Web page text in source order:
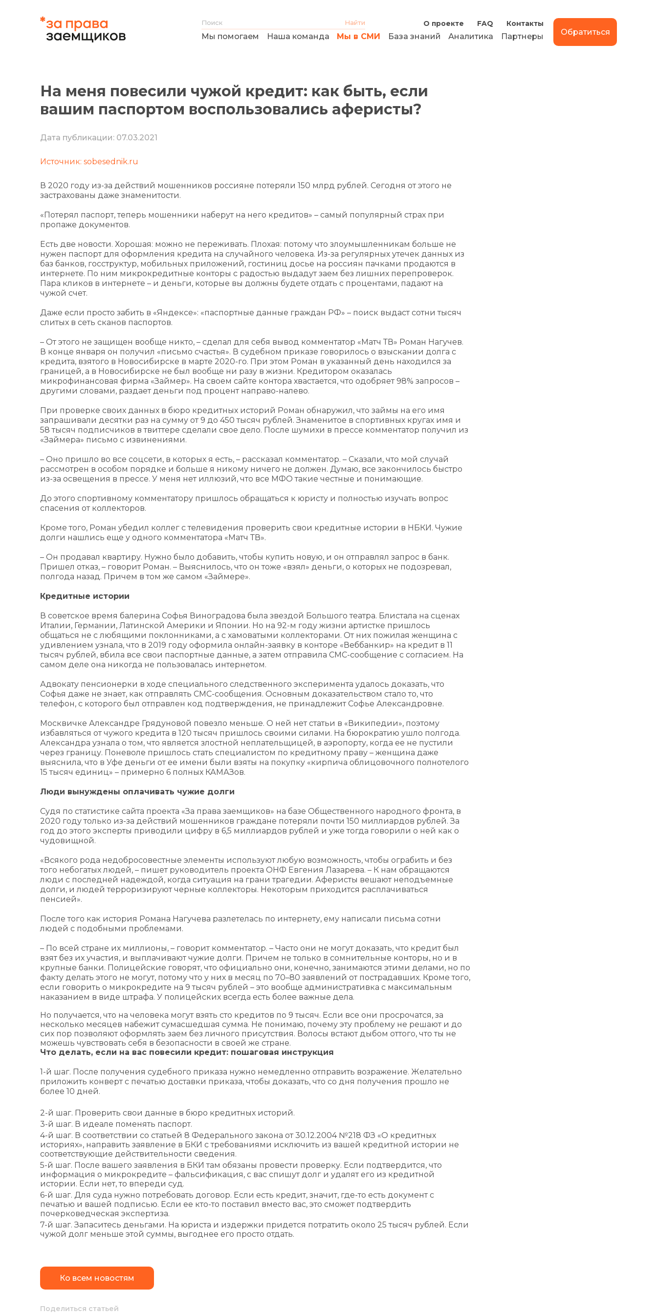
О проекте FAQ Контакты
Мы помогаем Наша команда Мы в СМИ База знаний Аналитика Партнеры Обратиться
На меня повесили чужой кредит: как быть, если
вашим паспортом воспользовались аферисты?
Дата публикации: 07.03.2021
Источник: sobesednik.ru
В 2020 году из-за действий мошенников россияне потеряли 150 млрд рублей. Сегодня от этого не
застрахованы даже знаменитости.
«Потерял паспорт, теперь мошенники наберут на него кредитов» – самый популярный страх при
пропаже документов.
Есть две новости. Хорошая: можно не переживать. Плохая: потому что злоумышленникам больше не
нужен паспорт для оформления кредита на случайного человека. Из-за регулярных утечек данных из
баз банков, госструктур, мобильных приложений, гостиниц досье на россиян пачками продаются в
интернете. По ним микрокредитные конторы с радостью выдадут заем без лишних перепроверок.
Пара кликов в интернете – и деньги, которые вы должны будете отдать с процентами, падают на
чужой счет.
Даже если просто забить в «Яндексе»: «паспортные данные граждан РФ» – поиск выдаст сотни тысяч
слитых в сеть сканов паспортов.
– От этого не защищен вообще никто, – сделал для себя вывод комментатор «Матч ТВ» Роман Нагучев.
В конце января он получил «письмо счастья». В судебном приказе говорилось о взыскании долга с
кредита, взятого в Новосибирске в марте 2020-го. При этом Роман в указанный день находился за
границей, а в Новосибирске не был вообще ни разу в жизни. Кредитором оказалась
микрофинансовая фирма «Займер». На своем сайте контора хвастается, что одобряет 98% запросов –
другими словами, раздает деньги под процент направо-налево.
При проверке своих данных в бюро кредитных историй Роман обнаружил, что займы на его имя
запрашивали десятки раз на сумму от 9 до 450 тысяч рублей. Знаменитое в спортивных кругах имя и
58 тысяч подписчиков в твиттере сделали свое дело. После шумихи в прессе комментатор получил из
«Займера» письмо с извинениями.
– Оно пришло во все соцсети, в которых я есть, – рассказал комментатор. – Сказали, что мой случай
рассмотрен в особом порядке и больше я никому ничего не должен. Думаю, все закончилось быстро
из-за освещения в прессе. У меня нет иллюзий, что все МФО такие честные и понимающие.
До этого спортивному комментатору пришлось обращаться к юристу и полностью изучать вопрос
спасения от коллекторов.
Кроме того, Роман убедил коллег с телевидения проверить свои кредитные истории в НБКИ. Чужие
долги нашлись еще у одного комментатора «Матч ТВ».
– Он продавал квартиру. Нужно было добавить, чтобы купить новую, и он отправлял запрос в банк.
Пришел отказ, – говорит Роман. – Выяснилось, что он тоже «взял» деньги, о которых не подозревал,
полгода назад. Причем в том же самом «Займере».
Кредитные истории
В советское время балерина Софья Виноградова была звездой Большого театра. Блистала на сценах
Италии, Германии, Латинской Америки и Японии. Но на 92-м году жизни артистке пришлось
общаться не с любящими поклонниками, а с хамоватыми коллекторами. От них пожилая женщина с
удивлением узнала, что в 2019 году оформила онлайн-заявку в конторе «Веббанкир» на кредит в 11
тысяч рублей, вбила все свои паспортные данные, а затем отправила СМС-сообщение с согласием. На
самом деле она никогда не пользовалась интернетом.
Адвокату пенсионерки в ходе специального следственного эксперимента удалось доказать, что
Софья даже не знает, как отправлять СМС-сообщения. Основным доказательством стало то, что
телефон, с которого был отправлен код подтверждения, не принадлежит Софье Александровне.
Москвичке Александре Грядуновой повезло меньше. О ней нет статьи в «Википедии», поэтому
избавляться от чужого кредита в 120 тысяч пришлось своими силами. На бюрократию ушло полгода.
Александра узнала о том, что является злостной неплательщицей, в аэропорту, когда ее не пустили
через границу. Поневоле пришлось стать специалистом по кредитному праву – женщина даже
выяснила, что в Уфе деньги от ее имени были взяты на покупку «кирпича облицовочного полнотелого
15 тысяч единиц» – примерно 6 полных КАМАЗов.
Люди вынуждены оплачивать чужие долги
Судя по статистике сайта проекта «За права заемщиков» на базе Общественного народного фронта, в
2020 году только из-за действий мошенников граждане потеряли почти 150 миллиардов рублей. За
год до этого эксперты приводили цифру в 6,5 миллиардов рублей и уже тогда говорили о ней как о
чудовищной.
«Всякого рода недобросовестные элементы используют любую возможность, чтобы ограбить и без
того небогатых людей, – пишет руководитель проекта ОНФ Евгения Лазарева. – К нам обращаются
люди с последней надеждой, когда ситуация на грани трагедии. Аферисты вешают неподъемные
долги, и людей терроризируют черные коллекторы. Некоторым приходится расплачиваться
пенсией».
После того как история Романа Нагучева разлетелась по интернету, ему написали письма сотни
людей с подобными проблемами.
– По всей стране их миллионы, – говорит комментатор. – Часто они не могут доказать, что кредит был
взят без их участия, и выплачивают чужие долги. Причем не только в сомнительные конторы, но и в
крупные банки. Полицейские говорят, что официально они, конечно, занимаются этими делами, но по
факту делать этого не могут, потому что у них в месяц по 70–80 заявлений от пострадавших. Кроме того,
если говорить о микрокредите на 9 тысяч рублей – это вообще административка с максимальным
наказанием в виде штрафа. У полицейских всегда есть более важные дела.
Но получается, что на человека могут взять сто кредитов по 9 тысяч. Если все они просрочатся, за
несколько месяцев набежит сумасшедшая сумма. Не понимаю, почему эту проблему не решают и до
сих пор позволяют оформлять заем без личного присутствия. Волосы встают дыбом оттого, что ты не
можешь чувствовать себя в безопасности в своей же стране.
Что делать, если на вас повесили кредит: пошаговая инструкция
1-й шаг. После получения судебного приказа нужно немедленно отправить возражение. Желательно
приложить конверт с печатью доставки приказа, чтобы доказать, что со дня получения прошло не
более 10 дней.
2-й шаг. Проверить свои данные в бюро кредитных историй.
3-й шаг. В идеале поменять паспорт.
4-й шаг. В соответствии со статьей 8 Федерального закона от 30.12.2004 №218 ФЗ «О кредитных
историях», направить заявление в БКИ с требованиями исключить из вашей кредитной истории не
соответствующие действительности сведения.
5-й шаг. После вашего заявления в БКИ там обязаны провести проверку. Если подтвердится, что
информация о микрокредите – фальсификация, с вас спишут долг и удалят его из кредитной
истории. Если нет, то впереди суд.
6-й шаг. Для суда нужно потребовать договор. Если есть кредит, значит, где-то есть документ с
печатью и вашей подписью. Если ее кто-то поставил вместо вас, это сможет подтвердить
почерковедческая экспертиза.
7-й шаг. Запаситесь деньгами. На юриста и издержки придется потратить около 25 тысяч рублей. Если
чужой долг меньше этой суммы, выгоднее его просто отдать.
Ко всем новостям
Поделиться статьей